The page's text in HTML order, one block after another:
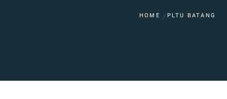
HOME PLTU BATANG